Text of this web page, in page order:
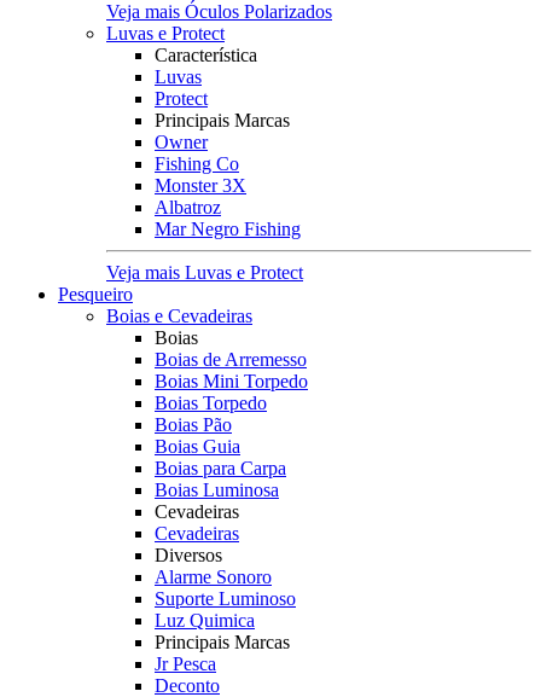
Veja mais Óculos Polarizados
Luvas e Protect
Característica
Luvas
Protect
Principais Marcas
Owner
Fishing Co
Monster 3X
Albatroz
Mar Negro Fishing
Veja mais Luvas e Protect
Pesqueiro
Boias e Cevadeiras
Boias
Boias de Arremesso
Boias Mini Torpedo
Boias Torpedo
Boias Pão
Boias Guia
Boias para Carpa
Boias Luminosa
Cevadeiras
Cevadeiras
Diversos
Alarme Sonoro
Suporte Luminoso
Luz Quimica
Principais Marcas
Jr Pesca
Deconto